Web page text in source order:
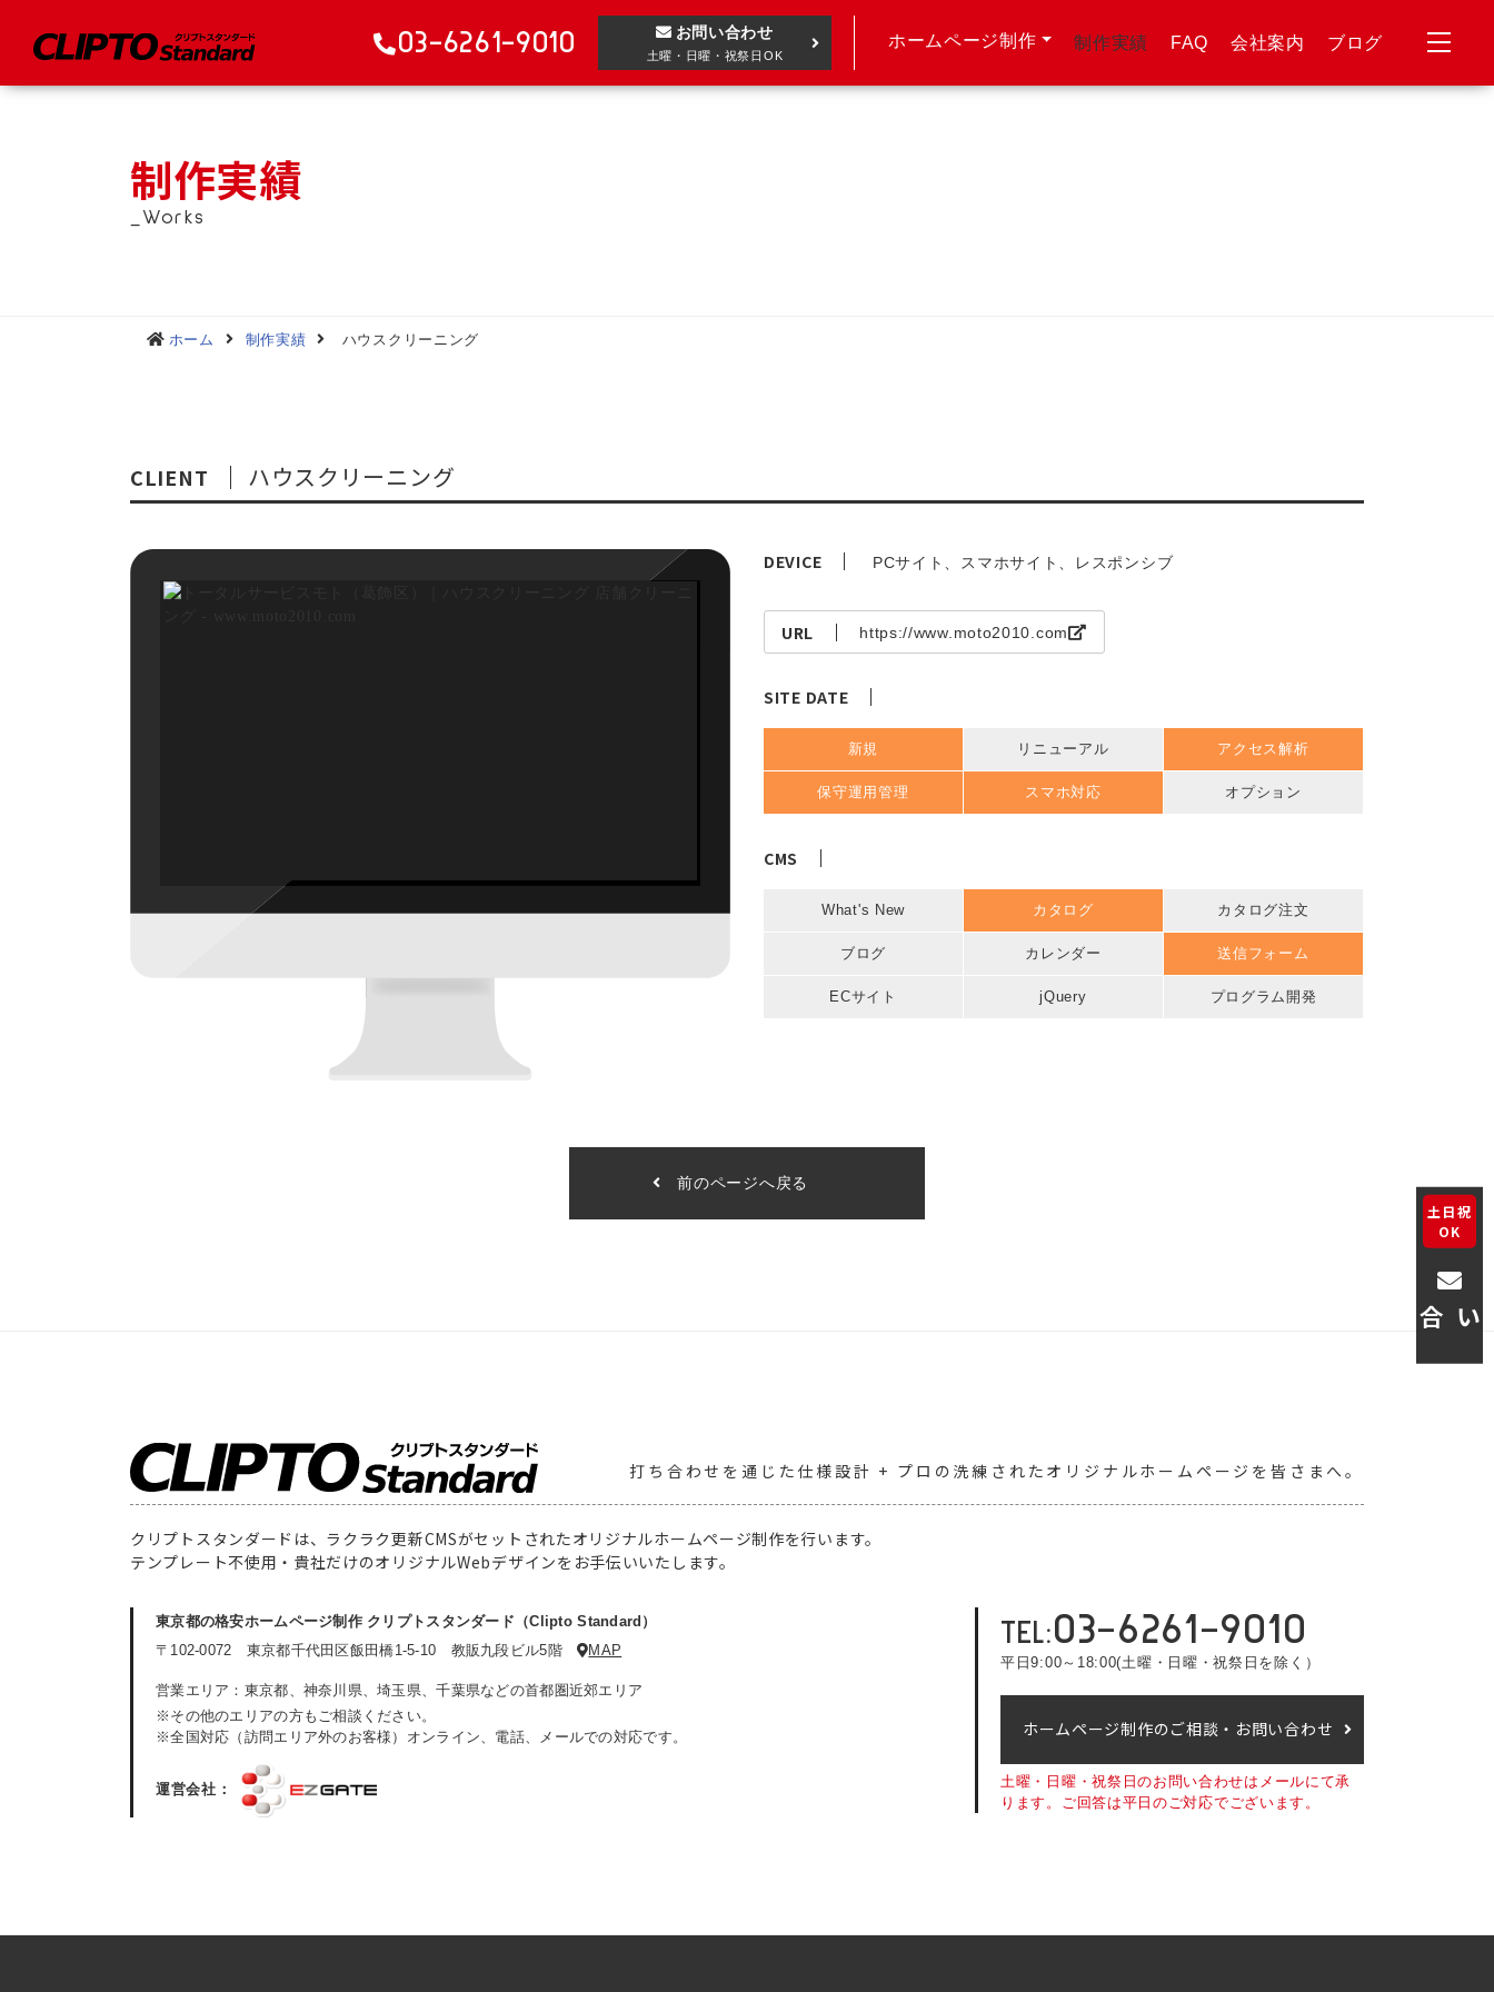
03-6261-9010 お問い合わせ
土曜・日曜・祝祭日OK
ホームページ制作 制作実績 FAQ 会社案内 ブログ
制作実績
_Works
ホーム 制作実績 ハウスクリーニング
CLIENT ハウスクリーニング
DEVICE PCサイト、スマホサイト、レスポンシブ
URL https://www.moto2010.com
SITE DATE
新規 リニューアル アクセス解析
保守運用管理 スマホ対応 オプション
CMS
What's New カタログ カタログ注文
ブログ カレンダー 送信フォーム
ECサイト jQuery プログラム開発
前のページへ戻る
打ち合わせを通じた仕様設計 + プロの洗練されたオリジナルホームページを皆さまへ。
クリプトスタンダードは、ラクラク更新CMSがセットされたオリジナルホームページ制作を行います。
テンプレート不使用・貴社だけのオリジナルWebデザインをお手伝いいたします。
東京都の格安ホームページ制作 クリプトスタンダード（Clipto Standard）
〒102-0072 東京都千代田区飯田橋1-5-10 教販九段ビル5階 MAP
営業エリア： 東京都、神奈川県、埼玉県、千葉県などの首都圏近郊エリア
※その他のエリアの方もご相談ください。
※全国対応（訪問エリア外のお客様）オンライン、電話、メールでの対応です。
運営会社：
TEL:03-6261-9010
平日9:00～18:00(土曜・日曜・祝祭日を除く）
ホームページ制作のご相談・お問い合わせ
土曜・日曜・祝祭日のお問い合わせはメールにて承
ります。 ご回答は平日のご対応でございます。
土日祝
OK